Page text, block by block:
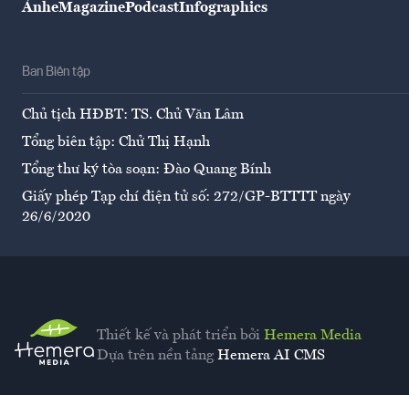
ẢnheMagazinePodcastInfographics
Ban Biên tập
Chủ tịch HĐBT: TS. Chử Văn Lâm
Tổng biên tập: Chử Thị Hạnh
Tổng thư ký tòa soạn: Đào Quang Bính
Giấy phép Tạp chí điện tử số: 272/GP-BTTTT ngày
26/6/2020
Thiết kế và phát triển bởi Hemera Media
Dựa trên nền tảng Hemera AI CMS